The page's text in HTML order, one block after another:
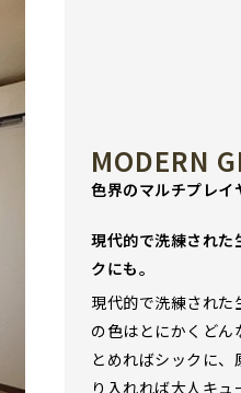
MODERN
色界のマルチプレイ
現代的で洗練された
クにも。
現代的で洗練された
の色はとにかくどん
とめればシックに
り入れれば大人キ